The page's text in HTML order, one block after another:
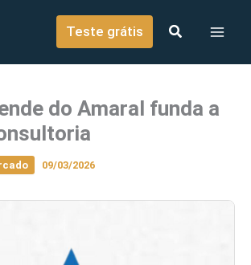
Teste grátis
do Amaral funda a
09/03/2026